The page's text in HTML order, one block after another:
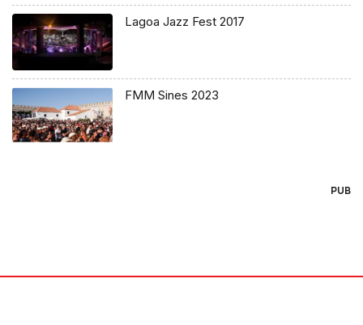
Lagoa Jazz Fest 2017
FMM Sines 2023
PUB